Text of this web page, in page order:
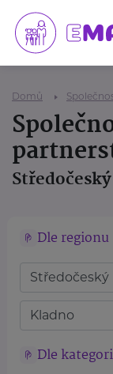
Domů
Dle regionu
Dle